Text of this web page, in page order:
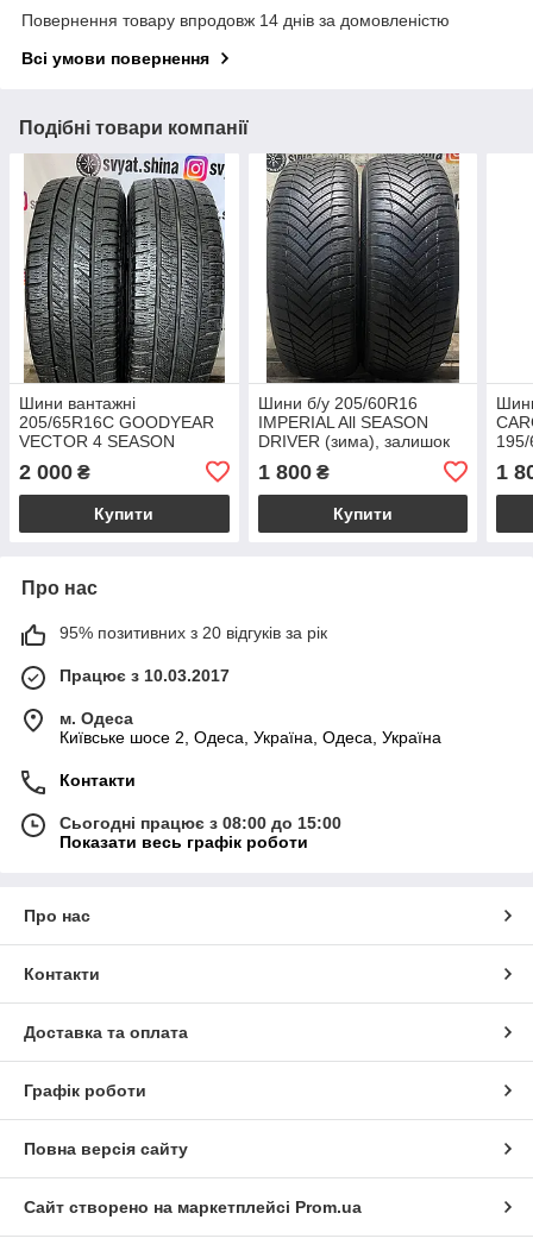
Повернення товару впродовж 14 днів за домовленістю
Всі умови повернення
Подібні товари компанії
Шини вантажні
205/65R16C GOODYEAR
VECTOR 4 SEASON
2 000 ₴
Купити
Шини б/у 205/60R16
IMPERIAL All SEASON
DRIVER (зима), залишок
1 800₴
Купити
195/
рік,
1
Про нас
95% позитивних з 20 відгуків за рік
Працює з 10.03.2017
м. Одеса
Київське шосе 2, Одеса, Україна, Одеса, Україна
Контакти
Сьогодні працює з 08:00 до 15:00
Показати весь графік роботи
Про нас
Контакти
Доставка та оплата
Графік роботи
Повна версія сайту
Сайт створено на маркетплейсі Prom.ua